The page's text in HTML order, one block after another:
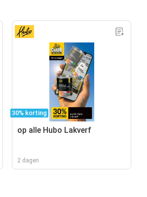
30% korting
op alle Hubo Lakverf
2 dagen